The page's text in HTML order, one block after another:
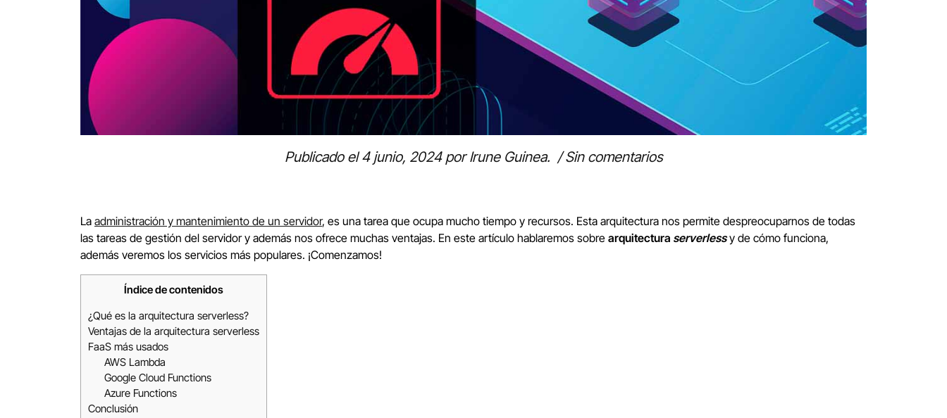
Publicado el4 junio, 2024porIrune Guinea. /Sin comentarios
La administración y mantenimiento de un servidor, es una tarea que ocupa mucho tiempo y recursos. Esta arquitectura nos permite despreocuparnos de todas
las tareas de gestión del servidor y además nos ofrece muchas ventajas. En este artículo hablaremos sobre arquitectura serverless y de cómo funciona,
además veremos los servicios más populares. ¡Comenzamos!
Índice de contenidos
¿Qué es la arquitectura serverless?
Ventajas de la arquitectura serverless
FaaS más usados
AWS Lambda
Google Cloud Functions
Azure Functions
Conclusión